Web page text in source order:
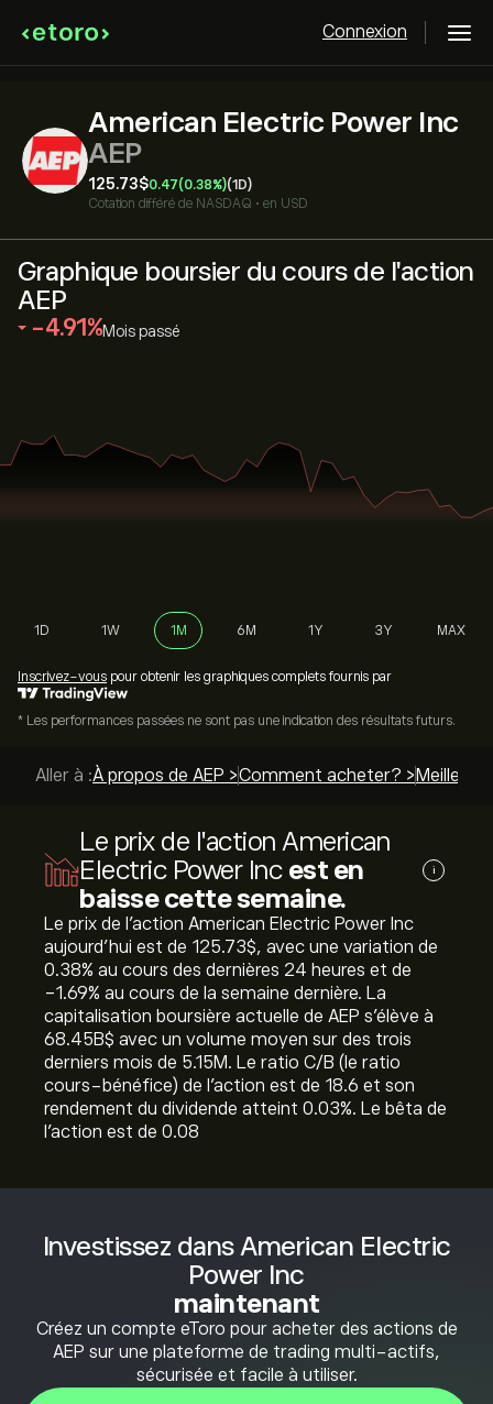
Connexion
American Electric Power Inc
AEP
125.73‎$‎0.47(0.38%)(1D)
Cotation différé de NASDAQ • en USD
Investissez dans American Electric
Power Inc
maintenant
Créez un compte eToro pour acheter des actions de
AEP sur une plateforme de trading multi-actifs,
sécurisée et facile à utiliser.
Graphique boursier du cours de l'action
AEP
‎-4.91‎ Mois passé
1D 1W 1M 6M 1Y 3Y MAX
Inscrivez-vous pour obtenir les graphiques complets fournis par
* Les performances passées ne sont pas une indication des résultats futurs.
Aller à :À propos de AEP >Comment acheter? > Meilleurs
Le prix de l'action American
Electric Power Inc est en
baisse cette semaine.
i
Le prix de l'action American Electric Power Inc
aujourd'hui est de 125.73‎$‎, avec une variation de
‎0.38‎% au cours des dernières 24 heures et de
‎-1.69‎% au cours de la semaine dernière. La
capitalisation boursière actuelle de AEP s'élève à
68.45B‎$‎ avec un volume moyen sur des trois
derniers mois de 5.15M. Le ratio C/B (le ratio
cours-bénéfice) de l'action est de 18.6 et son
rendement du dividende atteint 0.03%. Le bêta de
l'action est de 0.08